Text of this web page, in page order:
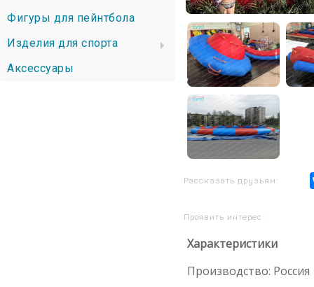
Фигуры для пейнтбола
Изделия для спорта
Аксессуары
Рассказать друзьям:
Проявить интерес:
Характеристики
Производство: Россия